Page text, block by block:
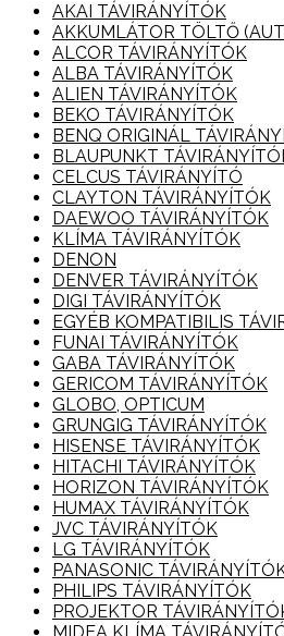
AKAI TÁVIRÁNYÍTÓK
AKKUMLÁTOR TÖLTŐ
ALCOR TÁVIRÁNYÍTÓK
ALBA TÁVIRÁNYÍTÓK
ALIEN TÁVIRÁNYÍTÓK
BEKO TÁVIRÁNYÍTÓK
BENQ ORIGINÁL
BLAUPUNKT
CELCUS TÁVIRÁNYÍTÓ
CLAYTON TÁVIRÁNYÍTÓK
DAEWOO TÁVIRÁNYÍTÓK
KLÍMA TÁVIRÁNYÍTÓK
DENON
DENVER TÁVIRÁNYÍTÓK
DIGI TÁVIRÁNYÍTÓK
EGYÉB KOMPATIBILIS
FUNAI TÁVIRÁNYÍTÓK
GABA TÁVIRÁNYÍTÓK
GERICOM TÁVIRÁNYÍTÓK
GLOBO, OPTICUM
GRUNGIG TÁVIRÁNYÍTÓK
HISENSE TÁVIRÁNYÍTÓK
HITACHI TÁVIRÁNYÍTÓK
HORIZON TÁVIRÁNYÍTÓK
HUMAX TÁVIRÁNYÍTÓK
JVC TÁVIRÁNYÍTÓK
LG TÁVIRÁNYÍTÓK
PANASONIC
PHILIPS TÁVIRÁNYÍTÓK
PROJEKTOR